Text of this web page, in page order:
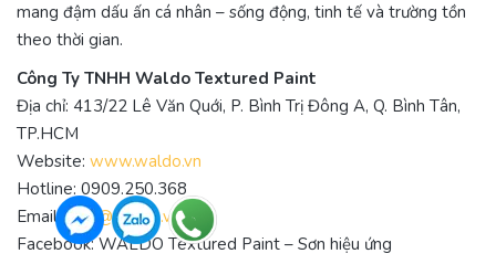
mang đậm dấu ấn cá nhân – sống động, tinh tế và trường tồn
theo thời gian.
Công Ty TNHH Waldo Textured Paint
Địa chỉ: 413/22 Lê Văn Quới, P. Bình Trị Đông A, Q. Bình Tân,
TP.HCM
Website: www.waldo.vn
Hotline: 0909.250.368
Email:cskh@waldo.vn
Facebook: WALDO Textured Paint – Sơn hiệu ứng